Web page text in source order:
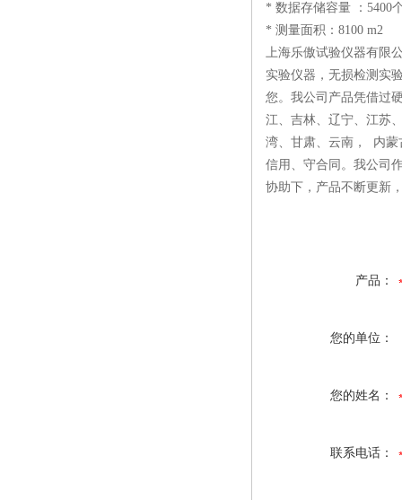
* 数据存储容量 ：5400
* 测量面积：8100 m2
上海乐傲试验仪器有限
实验仪器，无损检测实
您。我公司产品凭借过
江、吉林、辽宁、江苏
湾、甘肃、云南， 内蒙
信用、守合同。我公司
协助下，产品不断更新
产品：
您的单位：
您的姓名：
联系电话：